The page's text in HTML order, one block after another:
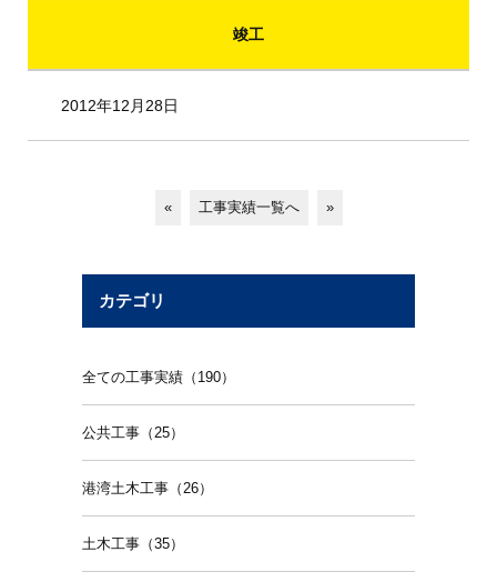
竣工
2012年12月28日
« 工事実績一覧へ »
カテゴリ
全ての工事実績（190）
公共工事（25）
港湾土木工事（26）
土木工事（35）